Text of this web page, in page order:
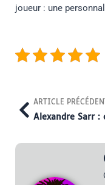
joueur : une
ARTICLE